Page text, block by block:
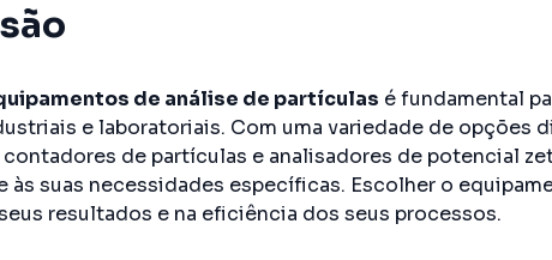
de análise de partículas é fundamental
e laboratoriais. Com uma variedade de opções
de partículas e analisadores de potencial
às suas necessidades específicas. Escolher o
resultados e na eficiência dos seus processos.